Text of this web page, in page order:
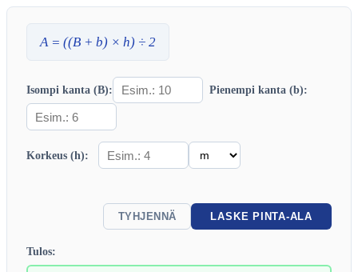
A= ((B + b) × h) ÷ 2
Isompi kanta (B): Pienempi kanta (b):
Korkeus (h):
TYHJENNÄ LASKE PINTA-ALA
Tulos: